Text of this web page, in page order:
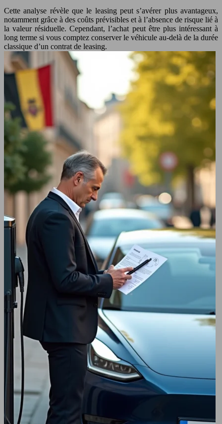
Cette analyse révèle que le leasing peut s’avérer plus avantageux,
notamment grâce à des coûts prévisibles et à l’absence de risque lié à
la valeur résiduelle. Cependant, l’achat peut être plus intéressant à
long terme si vous comptez conserver le véhicule au-delà de la durée
classique d’un contrat de leasing.